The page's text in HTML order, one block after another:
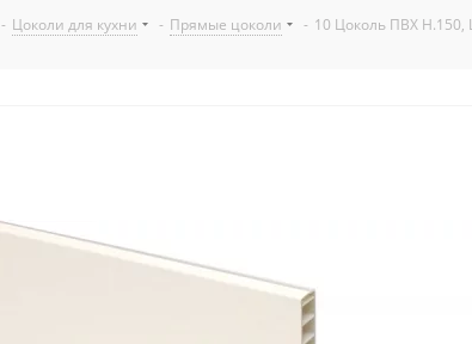
- Цоколи для кухни - Прямые цоколи - 10 Цоколь ПВХ H.150,